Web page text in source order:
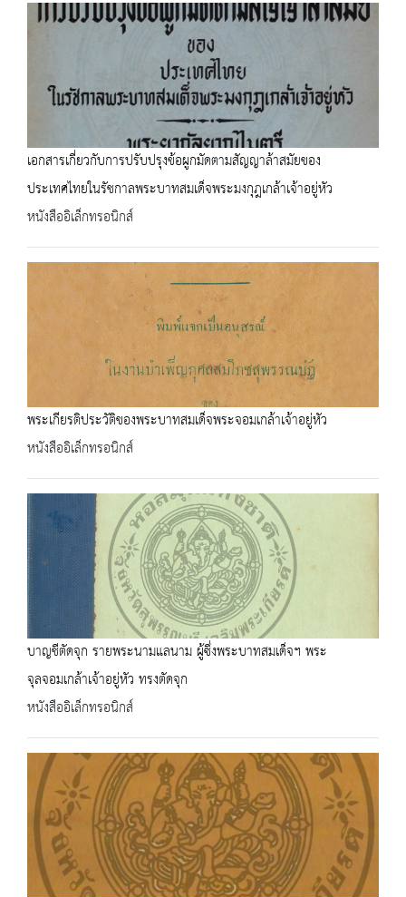
เอกสารเกี่ยวกับการปรับปรุงข้อผูกมัดตามสัญญาล้าสมัยของ
ประเทศไทยในรัชกาลพระบาทสมเด็จพระมงกุฎเกล้าเจ้าอยู่หัว
หนังสืออิเล็กทรอนิกส์
พระเกียรติประวัติของพระบาทสมเด็จพระจอมเกล้าเจ้าอยู่หัว
หนังสืออิเล็กทรอนิกส์
บาญชีตัดจุก รายพระนามแลนาม ผู้ซึ่งพระบาทสมเด็จฯ พระ
จุลจอมเกล้าเจ้าอยู่หัว ทรงตัดจุก
หนังสืออิเล็กทรอนิกส์